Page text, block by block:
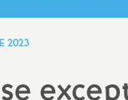
syndicaux
2023